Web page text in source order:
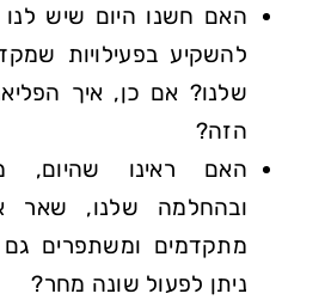
האם חשנו היום שיש לנו
להשקיע בפעילויות
שלנו? אם כן, איך
הזה?
האם ראינו שהיום,
ובהחלמה שלנו, שאר
מתקדמים ומשתפרים
ניתן לפעול שונה מחר?